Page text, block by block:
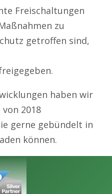
Freischaltungen
zu
getroffen sind,
haben wir
2018
gerne gebündelt in
können.